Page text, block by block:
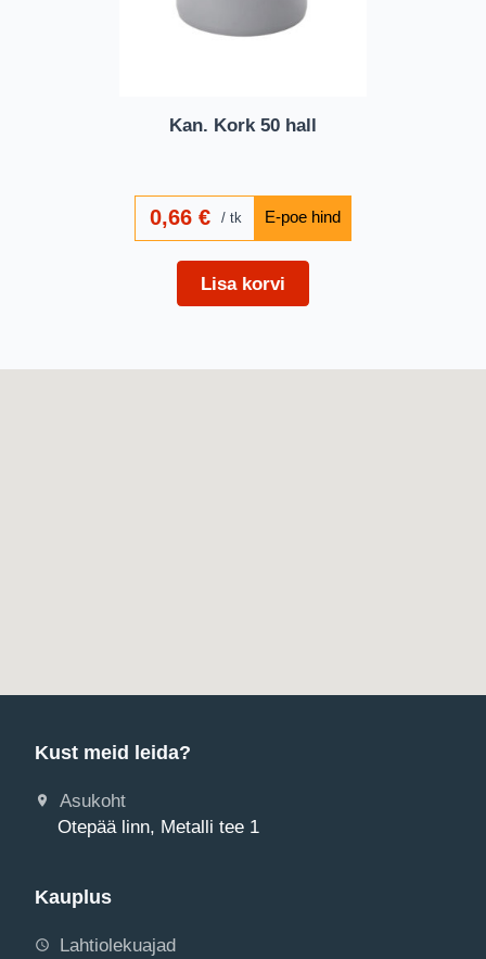
Kan. Kork 50 hall
0,66€ tk
Lisa korvi
Kust meid leida?
Asukoht
Otepää linn, Metalli tee 1
Kauplus
Lahtiolekuajad